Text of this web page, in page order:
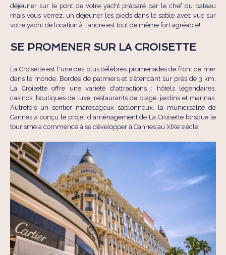
déjeuner sur le pont de votre yacht préparé par le chef du bateau
mais vous verrez, un déjeuner les pieds dans le sable avec vue sur
votre yacht de location à l'ancre est tout de même fort agréable!
SE PROMENER SUR LA CROISETTE
La Croisette est l'une des plus célèbres promenades de front de mer
dans le monde. Bordée de palmiers et s'étendant sur près de 3 km,
La Croisette offre une variété d'attractions : hôtels légendaires,
casinos, boutiques de luxe, restaurants de plage, jardins et marinas.
Autrefois un sentier marécageux sablonneux, la municipalité de
Cannes a conçu le projet d'aménagement de La Croisette lorsque le
tourisme a commencé à se développer à Cannes au XIXe siècle.